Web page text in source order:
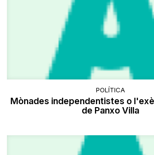
POLÍTICA
Mònades independentistes o
de Panxo Villa